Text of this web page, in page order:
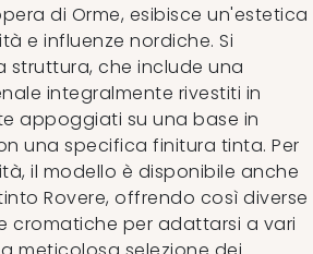
di Orme, esibisce un'estetica
e influenze nordiche. Si
struttura, che include una
integralmente rivestiti in
appoggiati su una base in
una specifica finitura tinta. Per
il modello è disponibile anche
Rovere, offrendo così diverse
cromatiche per adattarsi a vari